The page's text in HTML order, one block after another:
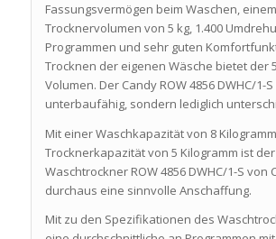
Fassungsvermögen beim Waschen, einem
Trocknervolumen von 5 kg, 1.400
Programmen und sehr guten
Trocknen der eigenen Wäsche bietet der
Volumen. Der Candy ROW 4856 DWHC/1-
unterbaufähig, sondern lediglich
Mit einer Waschkapazität von 8
Trocknerkapazität von 5 Kilogramm ist der
Waschtrockner ROW 4856 DWHC/1-S von
durchaus eine sinnvolle Anschaffung.
Mit zu den Spezifikationen des